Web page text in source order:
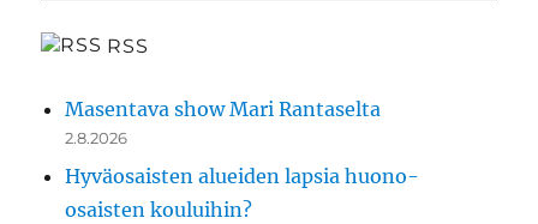
RSS
Masentava show Mari Rantaselta
2.8.2026
Hyväosaisten alueiden lapsia huono-
osaisten kouluihin?